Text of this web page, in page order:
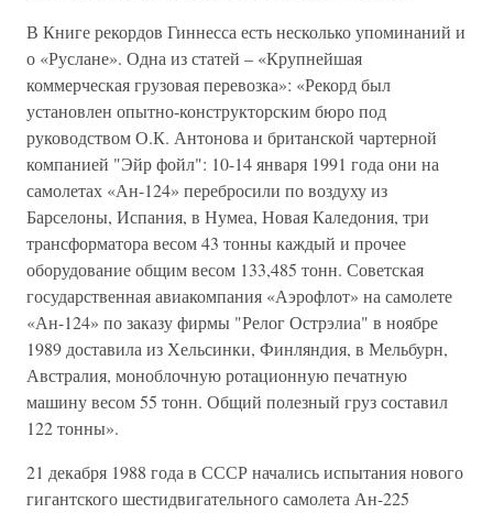
В Книге рекордов Гиннесса есть несколько упоминаний и
о «Руслане». Одна из статей – «Крупнейшая
коммерческая грузовая перевозка»: «Рекорд был
установлен опытно-конструкторским бюро под
руководством О.К. Антонова и британской чартерной
компанией "Эйр фойл": 10-14 января 1991 года они на
самолетах «Ан-124» перебросили по воздуху из
Барселоны, Испания, в Нумеа, Новая Каледония, три
трансформатора весом 43 тонны каждый и прочее
оборудование общим весом 133,485 тонн. Советская
государственная авиакомпания «Аэрофлот» на самолете
«Ан-124» по заказу фирмы "Релог Острэлиа" в ноябре
1989 доставила из Хельсинки, Финляндия, в Мельбурн,
Австралия, моноблочную ротационную печатную
машину весом 55 тонн. Общий полезный груз составил
122 тонны».
21 декабря 1988 года в СССР начались испытания нового
гигантского шестидвигательного самолета Ан-225